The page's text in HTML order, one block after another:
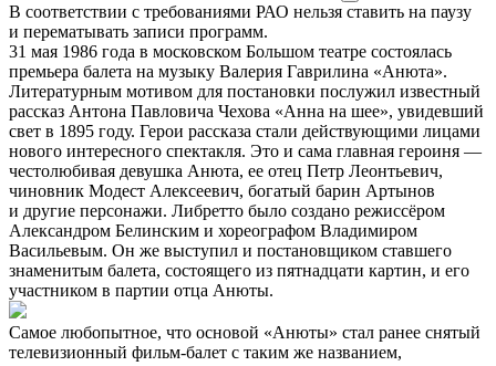
В соответствии с требованиями РАО нельзя ставить на паузу
и перематывать записи программ.
31 мая 1986 года в московском Большом театре состоялась
премьера балета на музыку Валерия Гаврилина «Анюта».
Литературным мотивом для постановки послужил известный
рассказ Антона Павловича Чехова «Анна на шее», увидевший
свет в 1895 году. Герои рассказа стали действующими лицами
нового интересного спектакля. Это и сама главная героиня —
честолюбивая девушка Анюта, ее отец Петр Леонтьевич,
чиновник Модест Алексеевич, богатый барин Артынов
и другие персонажи. Либретто было создано режиссёром
Александром Белинским и хореографом Владимиром
Васильевым. Он же выступил и постановщиком ставшего
знаменитым балета, состоящего из пятнадцати картин, и его
участником в партии отца Анюты.
Самое любопытное, что основой «Анюты» стал ранее снятый
телевизионный фильм-балет с таким же названием,